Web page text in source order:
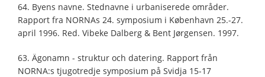
64. Byens navne. Stednavne i urbaniserede områder.
Rapport fra NORNAs 24. symposium i København 25.-27.
april 1996. Red. Vibeke Dalberg & Bent Jørgensen. 1997.
63. Ägonamn - struktur och datering. Rapport från
NORNA:s tjugotredje symposium på Svidja 15-17